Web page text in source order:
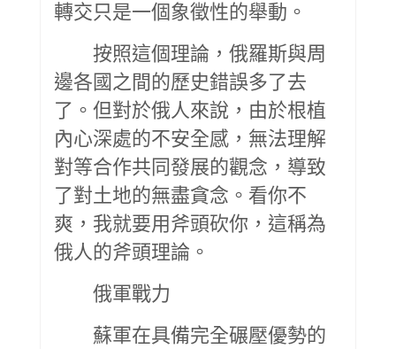
轉交只是一個象徵性的舉動。
按照這個理論，俄羅斯與周
邊各國之間的歷史錯誤多了去
了。但對於俄人來說，由於根植
內心深處的不安全感，無法理解
對等合作共同發展的觀念，導致
了對土地的無盡貪念。看你不
爽，我就要用斧頭砍你，這稱為
俄人的斧頭理論。
俄軍戰力
蘇軍在具備完全碾壓優勢的